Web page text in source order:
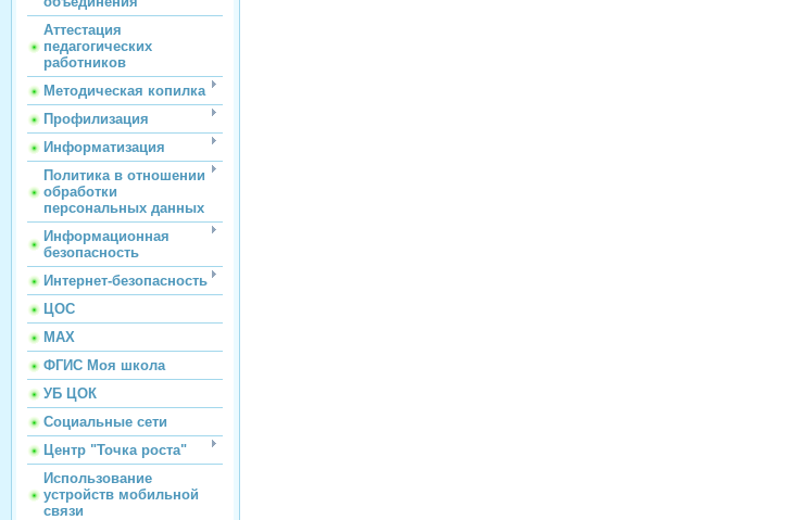
Аттестация
педагогических
работников
Методическая копилка
Профилизация
Информатизация
Политика в отношении
обработки
персональных данных
Информационная
безопасность
Интернет-безопасность
ЦОС
МАХ
ФГИС Моя школа
УБ ЦОК
Социальные сети
Центр "Точка роста"
Использование
устройств мобильной
связи